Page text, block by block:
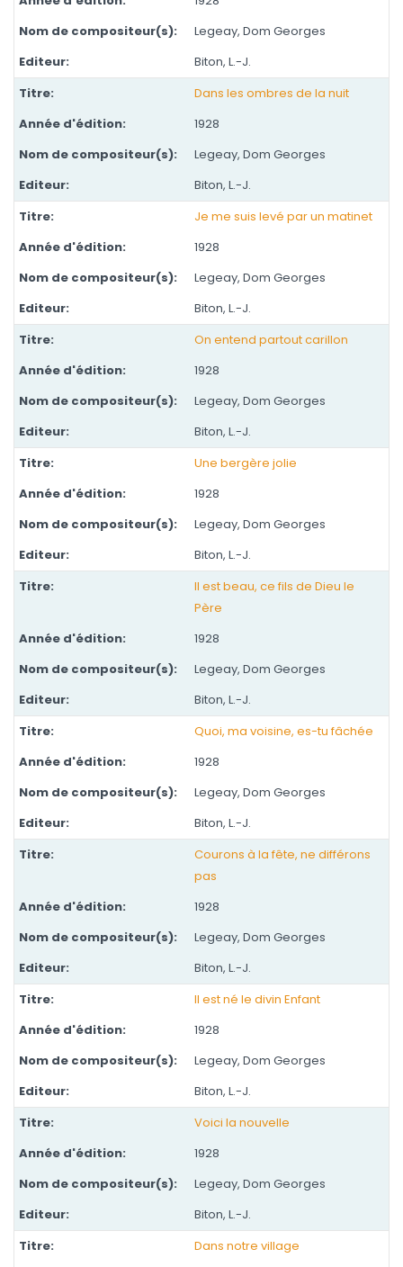
Legeay, Dom Georges
Biton, L.-J.
Dans les ombres de la nuit
1928
Legeay, Dom Georges
Biton, L.-J.
Je me suis levé par un matinet
1928
Legeay, Dom Georges
Biton, L.-J.
On entend partout carillon
1928
Legeay, Dom Georges
Biton, L.-J.
Une bergère jolie
1928
Legeay, Dom Georges
Biton, L.-J.
Il est beau, ce fils de Dieu le
Père
1928
Legeay, Dom Georges
Biton, L.-J.
Quoi, ma voisine, es-tu fâchée
1928
Legeay, Dom Georges
Biton, L.-J.
Courons à la fête, ne différons
pas
1928
Legeay, Dom Georges
Biton, L.-J.
Il est né le divin Enfant
1928
Legeay, Dom Georges
Biton, L.-J.
Voici la nouvelle
1928
Legeay, Dom Georges
Biton, L.-J.
Dans notre village